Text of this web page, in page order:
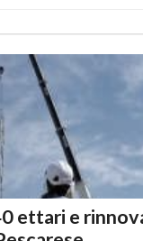
ettari e